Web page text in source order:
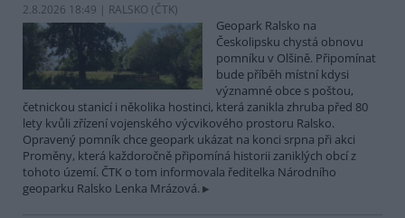
2.8.2026 18:49 | RALSKO (ČTK)
Geopark Ralsko na
Českolipsku chystá obnovu
pomníku v Olšině. Připomínat
bude příběh místní kdysi
významné obce s poštou,
četnickou stanicí i několika hostinci, která zanikla zhruba před 80
lety kvůli zřízení vojenského výcvikového prostoru Ralsko.
Opravený pomník chce geopark ukázat na konci srpna při akci
Proměny, která každoročně připomíná historii zaniklých obcí z
tohoto území. ČTK o tom informovala ředitelka Národního
geoparku Ralsko Lenka Mrázová.